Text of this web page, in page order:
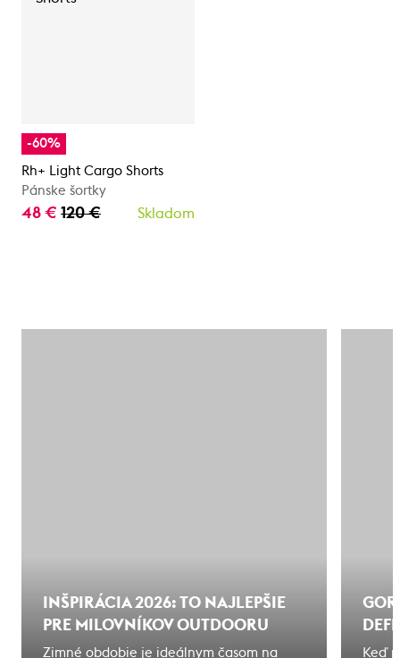
-60%
Rh+ Light Cargo Shorts
Pánske šortky
48 € 120 € Skladom
INŠPIRÁCIA 2026: TO NAJLEPŠIE
PRE MILOVNÍKOV OUTDOORU
Zimné obdobie je ideálnym časom na
Keď